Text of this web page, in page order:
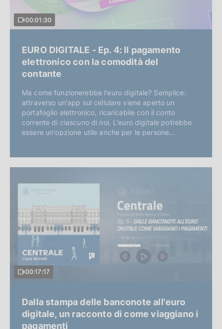
00:01:30
EURO DIGITALE - Ep. 4: Il pagamento
elettronico con la comodità del
contante
Ma come funzionerebbe l'euro digitale? Semplice:
attraverso un'app sul cellulare viene aperto un
portafoglio elettronico, ricaricabile con il conto
corrente di ciascuno di noi. L'euro digitale potrebbe
essere un'opzione utile anche per le persone…
00:17:17
Dalla stampa delle banconote all'euro
digitale, un racconto di come viaggiano i
pagamenti